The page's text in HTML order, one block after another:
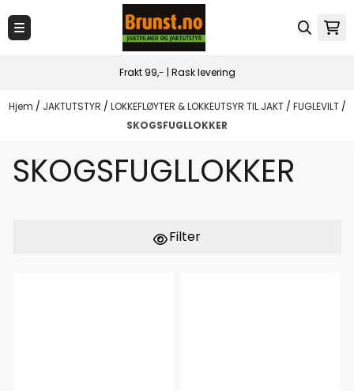
Hopp til innhold
Frakt 99,- | Rask levering
Hjem / JAKTUTSTYR / LOKKEFLØYTER & LOKKEUTSYR TIL JAKT / FUGLEVILT /
SKOGSFUGLLOKKER
SKOGSFUGLLOKKER
Filter